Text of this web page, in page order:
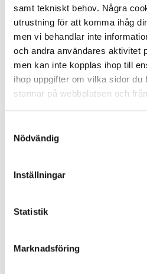
samt tekniskt behov. Några
utrustning för att komma ihåg
men vi behandlar inte
och andra användares aktivitet
men kan inte kopplas ihop till
ihop uppgifter om vilka sidor du
stannar på webbplatsen och
Nödvändig
Inställningar
Statistik
Marknadsföring
menade att konsumenten
acceptera de allmänna
betalningsansvar för samtliga
abonnemang, exempelvis för
operatören att det också
någon, med eller utan
använder abonnemanget är
säkerhetskoder lämnats till
betalningsansvarig, även om
aktuella villkoren inte var
också klarlagt att
konsumenten var därför